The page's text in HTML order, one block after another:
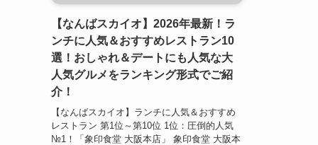
【なんばスカイオ】2026年最新！ラ
ンチに人気＆おすすめレストラン10
選！おしゃれ＆デートにも人気な大
人気グルメをランキング形式でご紹
介！
【なんばスカイオ】ランチに人気＆おすすめ
レストラン 第1位～第10位 1位：圧倒的人気
№1！「象印食堂 大阪本店」 象印食堂 大阪本